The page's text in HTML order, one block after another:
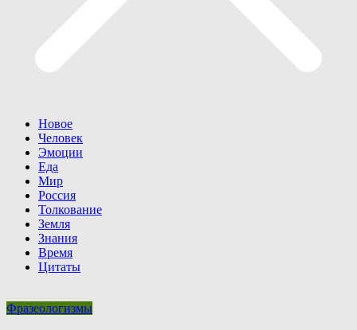
Новое
Человек
Эмоции
Еда
Мир
Россия
Толкование
Земля
Знания
Время
Цитаты
Фразеологизмы